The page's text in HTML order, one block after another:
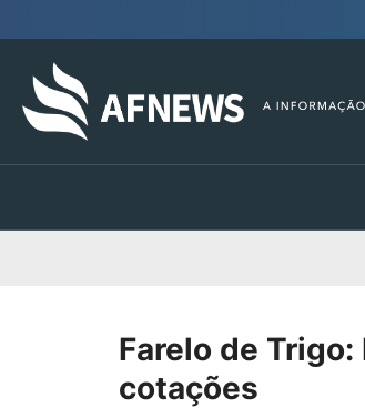
Farelo de
cotações